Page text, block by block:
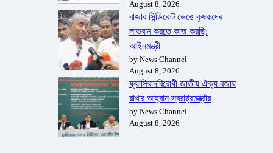
August 8, 2026
বাজার সিন্ডিকেট ভেঙে কৃষকদের
লাভবান করতে কাজ করছি:
আইনমন্ত্রী
by News Channel
August 8, 2026
ফ্যাসিবাদবিরোধী জাতীয় ঐক্য বজায়
রাখার আহ্বান স্বরাষ্ট্রমন্ত্রীর
by News Channel
August 8, 2026